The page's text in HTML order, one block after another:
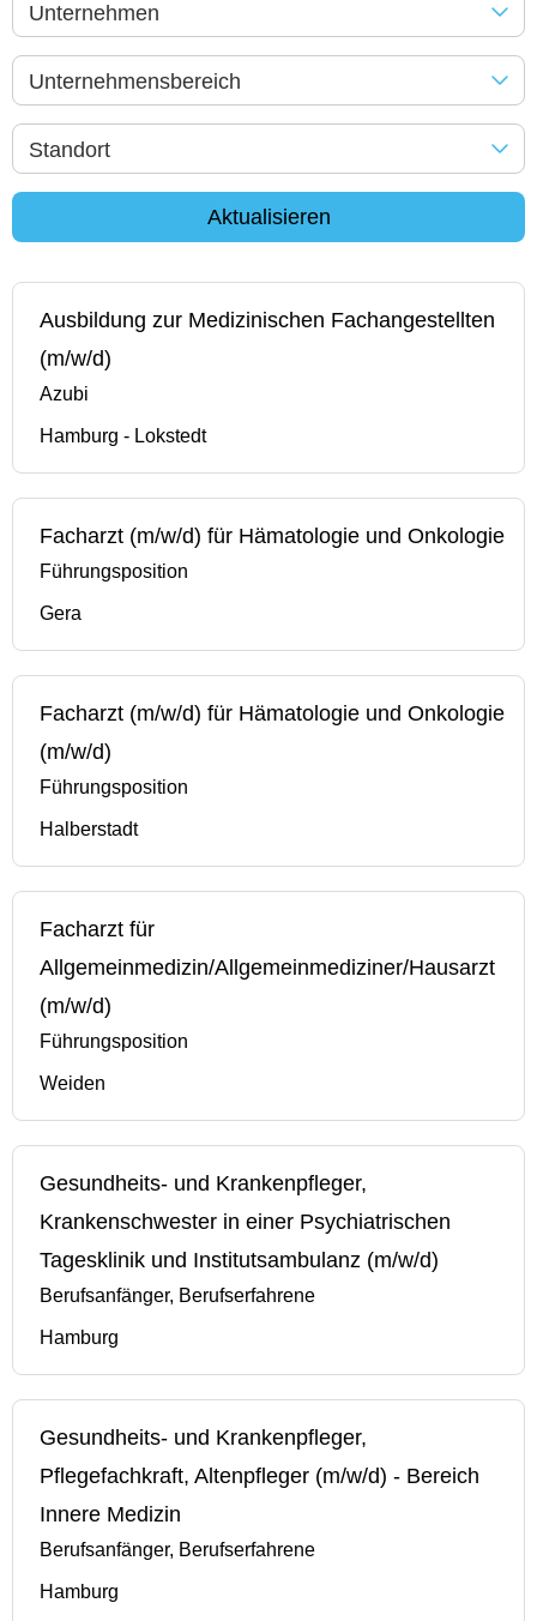
Unternehmen
Unternehmensbereich
Standort
Aktualisieren
Ausbildung zur Medizinischen Fachangestellten
(m/w/d)
Azubi
Hamburg - Lokstedt
Facharzt (m/w/d) für Hämatologie und Onkologie
Führungsposition
Gera
Facharzt (m/w/d) für Hämatologie und Onkologie
(m/w/d)
Führungsposition
Halberstadt
Facharzt für
Allgemeinmedizin/Allgemeinmediziner/Hausarzt
(m/w/d)
Führungsposition
Weiden
Gesundheits- und Krankenpfleger,
Krankenschwester in einer Psychiatrischen
Tagesklinik und Institutsambulanz (m/w/d)
Berufsanfänger, Berufserfahrene
Hamburg
Gesundheits- und Krankenpfleger,
Pflegefachkraft, Altenpfleger (m/w/d) - Bereich
Innere Medizin
Berufsanfänger, Berufserfahrene
Hamburg